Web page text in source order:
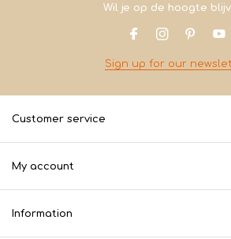
Wil je op de hoogte
Sign up for our
Customer service
My account
Information